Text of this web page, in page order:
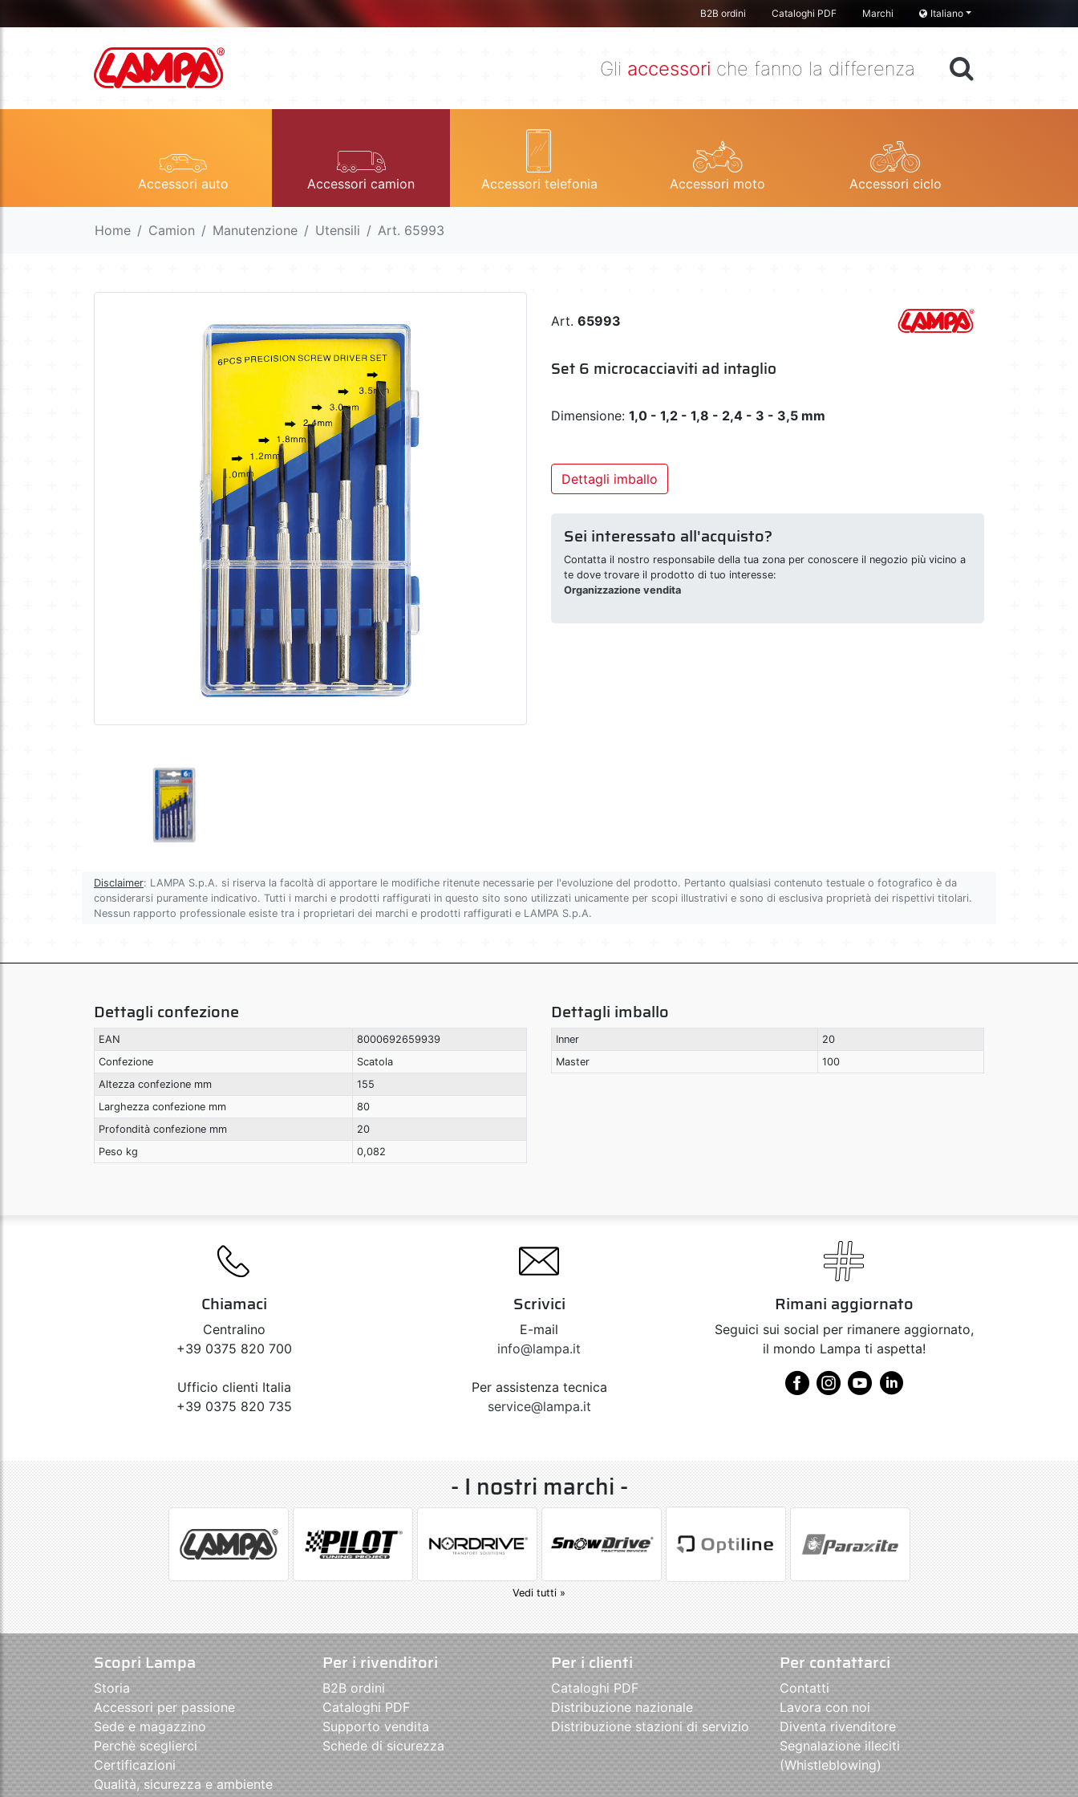
B2B ordini Cataloghi PDF Marchi Italiano
Gli accessori che fanno la differenza
Accessori auto Accessori camion Accessori telefonia Accessori moto Accessori ciclo
Home Camion Manutenzione Utensili Art. 65993
Art. 65993
Set 6 microcacciaviti ad intaglio
Dimensione: 1,0 - 1,2 - 1,8 - 2,4 - 3 - 3,5 mm
Dettagli imballo
Sei interessato all'acquisto?
Contatta il nostro responsabile della tua zona per conoscere il negozio più vicino a
te dove trovare il prodotto di tuo interesse:
Organizzazione vendita
Disclaimer: LAMPA S.p.A. si riserva la facoltà di apportare le modifiche ritenute necessarie per l'evoluzione del prodotto. Pertanto qualsiasi contenuto testuale o fotografico è da
considerarsi puramente indicativo. Tutti i marchi e prodotti raffigurati in questo sito sono utilizzati unicamente per scopi illustrativi e sono di esclusiva proprietà dei rispettivi titolari.
Nessun rapporto professionale esiste tra i proprietari dei marchi e prodotti raffigurati e LAMPA S.p.A.
Dettagli confezione
EAN
8000692659939
Confezione
Scatola
Altezza confezione mm
155
Larghezza confezione mm
80
Profondità confezione mm
20
Peso kg
0,082
Dettagli imballo
Inner
20
Master
100
Chiamaci
Centralino
+39 0375 820 700
Ufficio clienti Italia
+39 0375 820 735
Scrivici
E-mail
info@lampa.it
Per assistenza tecnica
service@lampa.it
Rimani aggiornato
Seguici sui social per rimanere aggiornato,
il mondo Lampa ti aspetta!
- I nostri marchi -
Vedi tutti »
Scopri Lampa
Storia
Accessori per passione
Sede e magazzino
Perchè sceglierci
Certificazioni
Qualità, sicurezza e ambiente
Per i rivenditori
B2B ordini
Cataloghi PDF
Supporto vendita
Schede di sicurezza
Per i clienti
Cataloghi PDF
Distribuzione nazionale
Distribuzione stazioni di servizio
Per contattarci
Contatti
Lavora con noi
Diventa rivenditore
Segnalazione illeciti
(Whistleblowing)